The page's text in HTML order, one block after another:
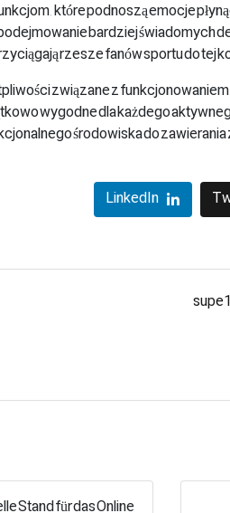
które podnoszą emocje
bardziej świadomych
rzesze fanów sportu do tej
związane z
wygodne dla każdego
środowiska do zawierania
LinkedIn
Stand für das Online